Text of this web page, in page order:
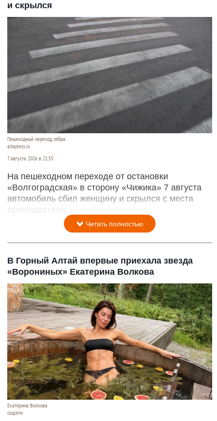
и скрылся
Пешеходный переход, зебра.
altapress.ru
7 августа 2026 в 21:55
На пешеходном переходе от остановки
«Волгоградская» в сторону «Чижика» 7 августа
автомобиль сбил женщину и скрылся с места
происшествия.
Читать полностью
В Горный Алтай впервые приехала звезда
«Ворониных» Екатерина Волкова
Екатерина Волкова
соцсети